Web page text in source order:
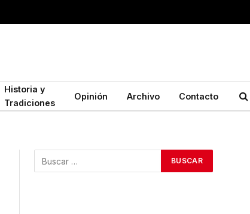
Historia y
Tradiciones
Opinión Archivo Contacto